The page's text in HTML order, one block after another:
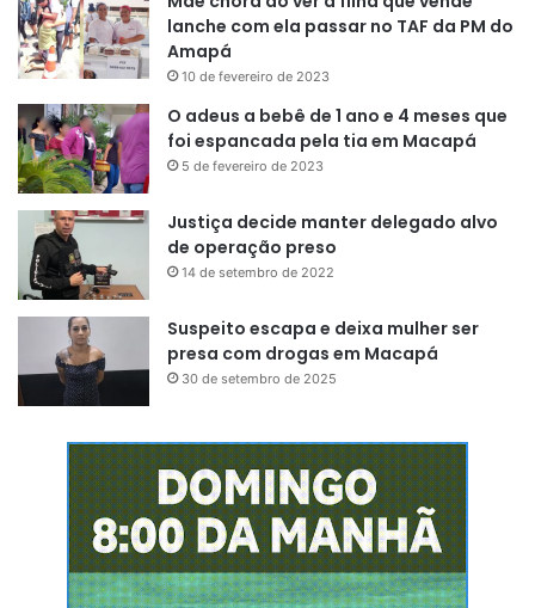
lanche com ela passar no TAF da PM do
Amapá
10 de fevereiro de 2023
O adeus a bebê de 1 ano e 4 meses que
foi espancada pela tia em Macapá
5 de fevereiro de 2023
Justiça decide manter delegado alvo
de operação preso
14 de setembro de 2022
Suspeito escapa e deixa mulher ser
presa com drogas em Macapá
30 de setembro de 2025